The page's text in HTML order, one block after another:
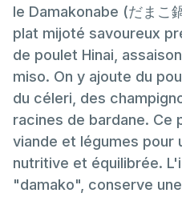
le Damakonabe (だまこ
plat mijoté savoureux
de poulet Hinai,
miso. On y ajoute du
du céleri, des
racines de bardane. Ce
viande et légumes pour
nutritive et équilibrée.
"damako", conserve